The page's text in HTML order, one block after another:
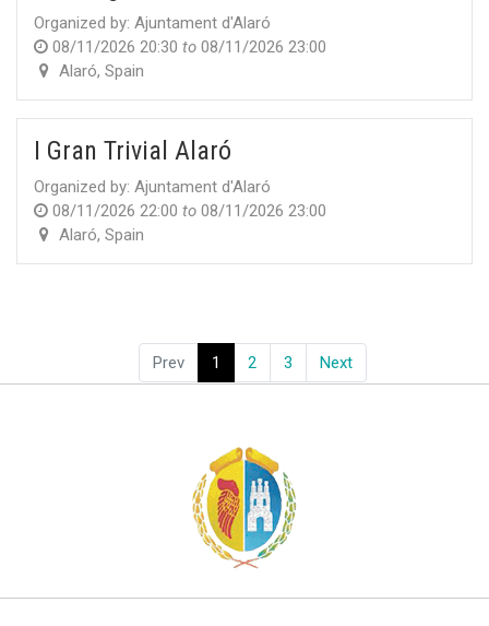
Organized by: Ajuntament d'Alaró
08/11/2026 20:30 to 08/11/2026 23:00
Alaró,Spain
I Gran Trivial Alaró
Organized by: Ajuntament d'Alaró
08/11/2026 22:00 to 08/11/2026 23:00
Alaró,Spain
Prev 1 2 3 Next